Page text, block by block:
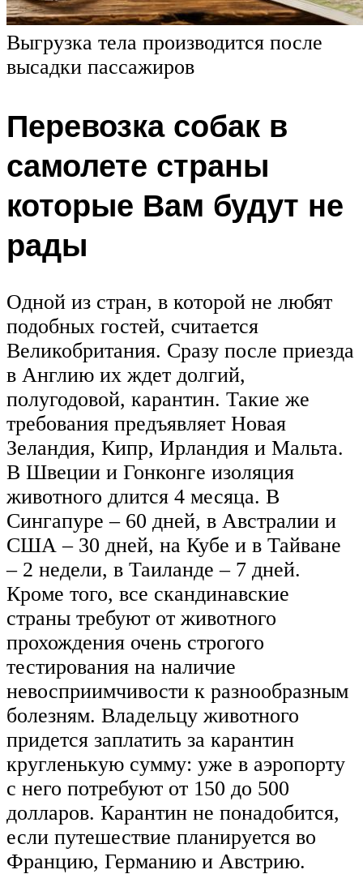
Выгрузка тела производится после
высадки пассажиров
Перевозка собак в
самолете страны
которые Вам будут не
рады
Одной из стран, в которой не любят
подобных гостей, считается
Великобритания. Сразу после приезда
в Англию их ждет долгий,
полугодовой, карантин. Такие же
требования предъявляет Новая
Зеландия, Кипр, Ирландия и Мальта.
В Швеции и Гонконге изоляция
животного длится 4 месяца. В
Сингапуре – 60 дней, в Австралии и
США – 30 дней, на Кубе и в Тайване
– 2 недели, в Таиланде – 7 дней.
Кроме того, все скандинавские
страны требуют от животного
прохождения очень строгого
тестирования на наличие
невосприимчивости к разнообразным
болезням. Владельцу животного
придется заплатить за карантин
кругленькую сумму: уже в аэропорту
с него потребуют от 150 до 500
долларов. Карантин не понадобится,
если путешествие планируется во
Францию, Германию и Австрию.